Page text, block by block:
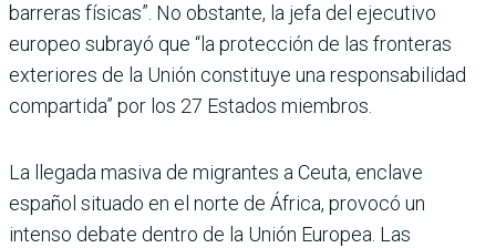
barreras físicas”. No obstante, la jefa del ejecutivo
europeo subrayó que “la protección de las fronteras
exteriores de la Unión constituye una responsabilidad
compartida” por los 27 Estados miembros.
La llegada masiva de migrantes a Ceuta, enclave
español situado en el norte de África, provocó un
intenso debate dentro de la Unión Europea. Las